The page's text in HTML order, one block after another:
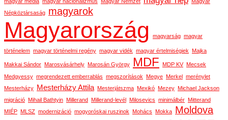
Népköztársaság magyarok
Magyarország magyarság magyar
történelem magyar történelmi regény magyar vidék magyar értelmiségiek Majka
Makkai Sándor Marosvásárhely Marosán György MDF MDP KV Mecsek
Medgyessy megrendezett emberrablás megszorítások Megye Merkel
merénylet
Mesterházy
Mesterházy Attila Mesterjátszma Mexikó Mezey Michael Jackson
migráció Mihail Bathtyin Millerand Millerand-levél Milosevics minimálbér Mitterand
MIÉP MLSZ modernizáció mogyoróskai ruszinok Mohács Mokka Moldova